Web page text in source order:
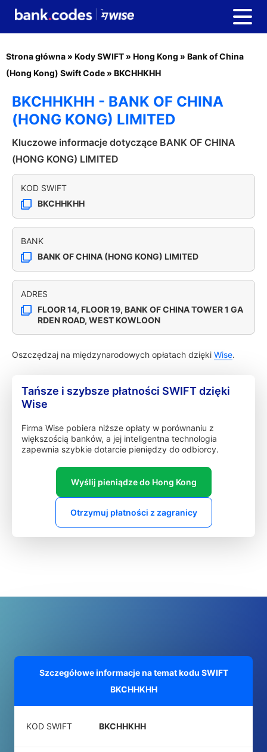
Strona główna » Kody SWIFT » Hong Kong » Bank of China
(Hong Kong) Swift Code » BKCHHKHH
BKCHHKHH - BANK OF CHINA
(HONG KONG) LIMITED
Kluczowe informacje dotyczące BANK OF CHINA
(HONG KONG) LIMITED
KOD SWIFT
BKCHHKHH
BANK
BANK OF CHINA (HONG KONG) LIMITED
ADRES
FLOOR 14, FLOOR 19, BANK OF CHINA TOWER 1 GA
RDEN ROAD, WEST KOWLOON
Oszczędzaj na międzynarodowych opłatach dzięki Wise.
Tańsze i szybsze płatności SWIFT dzięki
Wise
Firma Wise pobiera niższe opłaty w porównaniu z
większością banków, a jej inteligentna technologia
zapewnia szybkie dotarcie pieniędzy do odbiorcy.
Wyślij pieniądze do Hong Kong
Otrzymuj płatności z zagranicy
Szczegółowe informacje na temat kodu SWIFT
BKCHHKHH
KOD SWIFT BKCHHKHH